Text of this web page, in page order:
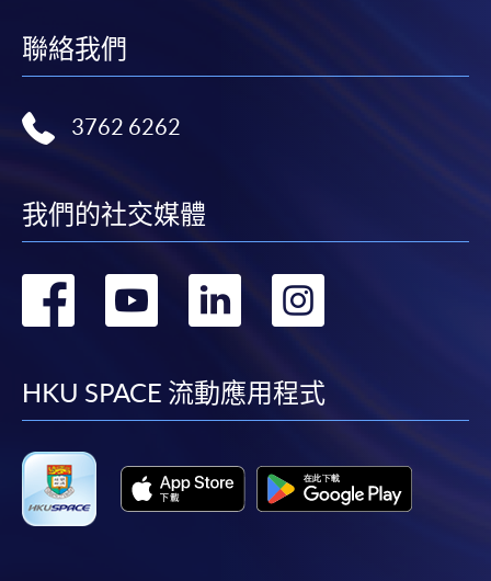
聯絡我們
3762 6262
我們的社交媒體
轉
facebook
轉
youtube
轉
linkedin
HKU SPACE 流動應用程式